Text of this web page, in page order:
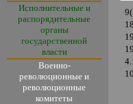
Исполнительные и
распорядительные
органы
государственной
власти
Военно-
революционные и
революционные
комитеты